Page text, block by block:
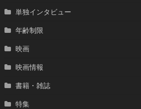
単独インタビュー
年齢制限
映画
映画情報
書籍・雑誌
特集